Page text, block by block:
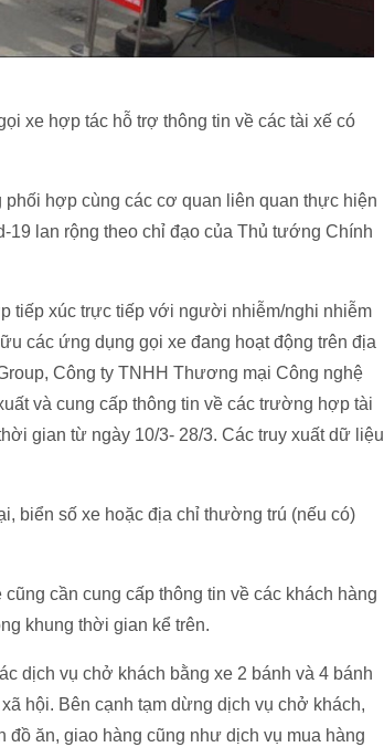
xe hợp tác hỗ trợ thông tin về các tài xế có
hợp cùng các cơ quan liên quan thực hiện
19 lan rộng theo chỉ đạo của Thủ tướng Chính
tiếp xúc trực tiếp với người nhiễm/nghi nhiễm
các ứng dụng gọi xe đang hoạt động trên địa
Công ty TNHH Thương mại Công nghệ
và cung cấp thông tin về các trường hợp tài
gian từ ngày 10/3- 28/3. Các truy xuất dữ liệu
biển số xe hoặc địa chỉ thường trú (nếu có)
cần cung cấp thông tin về các khách hàng
khung thời gian kể trên.
dịch vụ chở khách bằng xe 2 bánh và 4 bánh
hội. Bên cạnh tạm dừng dịch vụ chở khách,
ăn, giao hàng cũng như dịch vụ mua hàng